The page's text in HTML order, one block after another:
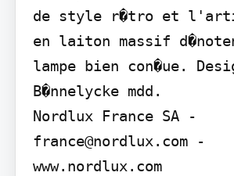
de style r�tro et
en laiton massif
lampe bien con�ue.
B�nnelycke mdd.
Nordlux France SA -
france@nordlux.com -
www.nordlux.com